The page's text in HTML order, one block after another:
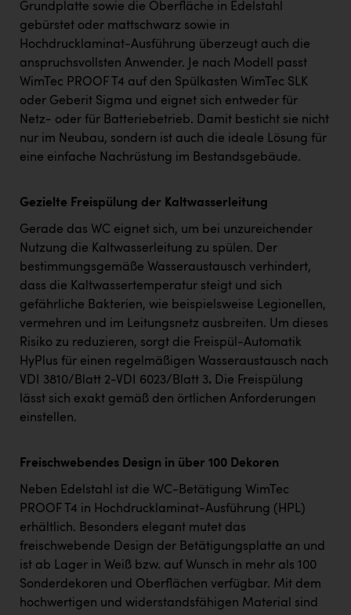
Grundplatte sowie die Oberfläche in Edelstahl
gebürstet oder mattschwarz sowie in
Hochdrucklaminat-Ausführung überzeugt auch die
anspruchsvollsten Anwender. Je nach Modell passt
WimTec PROOF T4 auf den Spülkasten WimTec SLK
oder Geberit Sigma und eignet sich entweder für
Netz- oder für Batteriebetrieb. Damit besticht sie nicht
nur im Neubau, sondern ist auch die ideale Lösung für
eine einfache Nachrüstung im Bestandsgebäude.
Gezielte Freispülung der Kaltwasserleitung
Gerade das WC eignet sich, um bei unzureichender
Nutzung die Kaltwasserleitung zu spülen. Der
bestimmungsgemäße Wasseraustausch verhindert,
dass die Kaltwassertemperatur steigt und sich
gefährliche Bakterien, wie beispielsweise Legionellen,
vermehren und im Leitungsnetz ausbreiten. Um dieses
Risiko zu reduzieren, sorgt die Freispül-Automatik
HyPlus für einen regelmäßigen Wasseraustausch nach
VDI 3810/Blatt 2-VDI 6023/Blatt 3. Die Freispülung
lässt sich exakt gemäß den örtlichen Anforderungen
einstellen.
Freischwebendes Design in über 100 Dekoren
Neben Edelstahl ist die WC-Betätigung WimTec
PROOF T4 in Hochdrucklaminat-Ausführung (HPL)
erhältlich. Besonders elegant mutet das
freischwebende Design der Betätigungsplatte an und
ist ab Lager in Weiß bzw. auf Wunsch in mehr als 100
Sonderdekoren und Oberflächen verfügbar. Mit dem
hochwertigen und widerstandsfähigen Material sind